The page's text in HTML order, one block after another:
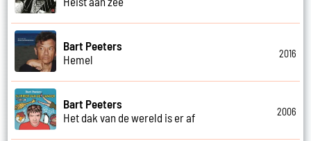
Bart Peeters
Hemel
2016
Bart Peeters
Het dak van de wereld is er af
2006